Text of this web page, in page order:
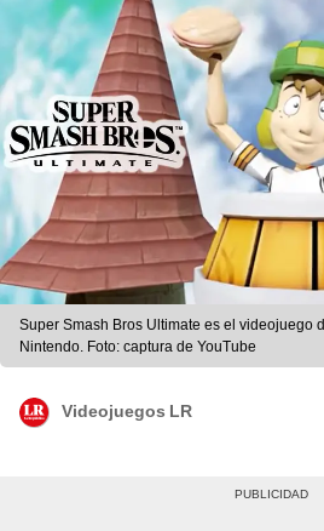
Super Smash Bros Ultimate es el videojuego
Nintendo. Foto: captura de YouTube
Videojuegos LR